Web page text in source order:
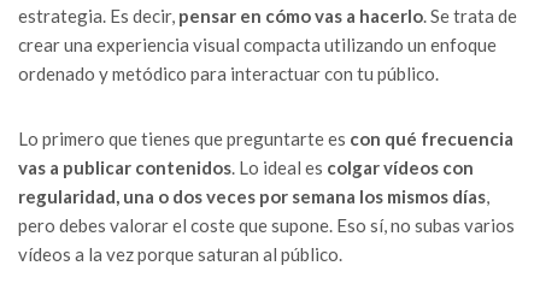
estrategia. Es decir, pensar en cómo vas a hacerlo. Se trata de
crear una experiencia visual compacta utilizando un enfoque
ordenado y metódico para interactuar con tu público.
Lo primero que tienes que preguntarte es con qué frecuencia
vas a publicar contenidos. Lo ideal es colgar vídeos con
regularidad, una o dos veces por semana los mismos días,
pero debes valorar el coste que supone. Eso sí, no subas varios
vídeos a la vez porque saturan al público.